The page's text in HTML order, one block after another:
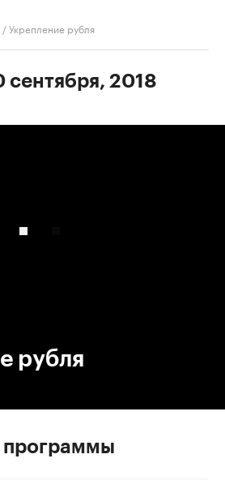
/Укрепление рубля
сентября, 2018
рубля
программы